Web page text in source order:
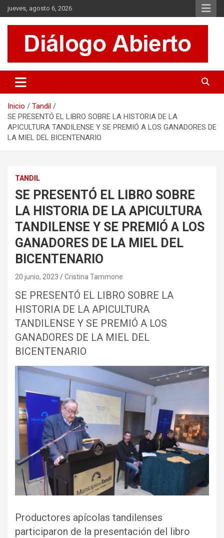
Saltar
al
contenido
jueves, agosto 6, 2026
Diálogo Abierto
Se tratan diversos temas de actualidad buscando hacer un
aporte a la sociedad, brindando información relevante de lo que
Inicio
Tandil
SE PRESENTÓ EL LIBRO SOBRE LA HISTORIA DE LA
APICULTURA TANDILENSE Y SE PREMIÓ A LOS GANADORES DE
LA MIEL DEL BICENTENARIO
TANDIL
SE PRESENTÓ EL LIBRO SOBRE
LA HISTORIA DE LA APICULTURA
TANDILENSE Y SE PREMIÓ A LOS
GANADORES DE LA MIEL DEL
BICENTENARIO
20 junio, 2023 Cristina Tammone
SE PRESENTÓ EL LIBRO SOBRE LA
HISTORIA DE LA APICULTURA
TANDILENSE Y SE PREMIÓ A LOS
GANADORES DE LA MIEL DEL
BICENTENARIO
Productores apícolas tandilenses
participaron de la presentación del libro